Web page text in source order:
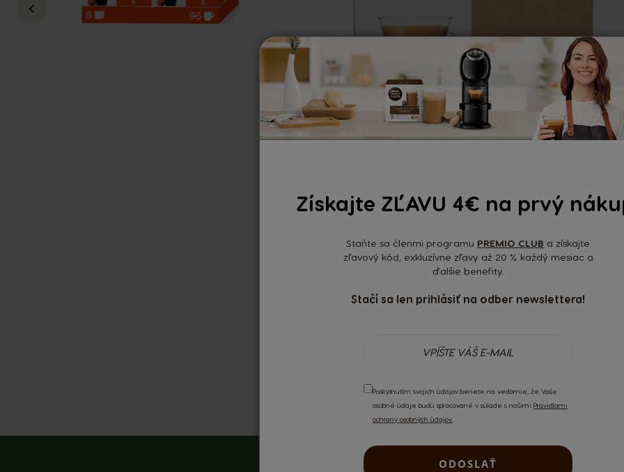
11,49 € i
ZOBRAZIŤ PRODUKT
Získajte ZĽAVU 4€ na prvý
Staňte sa členmi programu PREMIO CLUB a získajte
zľavový kód, exkluzívne zľavy až 20 % každý mesiac a
ďalšie benefity.
Stačí sa len prihlásiť na odber newslettera!
Poskytnutím svojich údajov beriete na vedomie, že Vaše
osobné údaje budú spracované v súlade s našimi Pravidlami
ochrany osobných údajov.
ODOSLAŤ